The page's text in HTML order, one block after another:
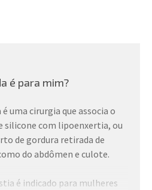
é para mim?
uma cirurgia que associa o
silicone com lipoenxertia, ou
de gordura retirada de
do abdômen e culote.
é indicado para mulheres